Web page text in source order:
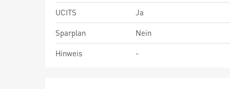
UCITS
Ja
Sparplan
Nein
Hinweis
-